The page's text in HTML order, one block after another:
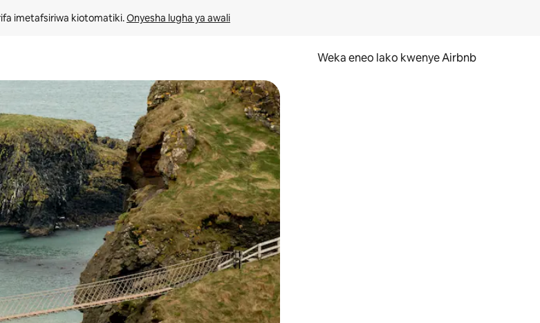
imetafsiriwa kiotomatiki. Onyesha lugha ya awali
Weka eneo lako kwenye Airbnb
juu na chini au uchunguze kwa kugusa au kutelezesha kidole kwenye ishara.